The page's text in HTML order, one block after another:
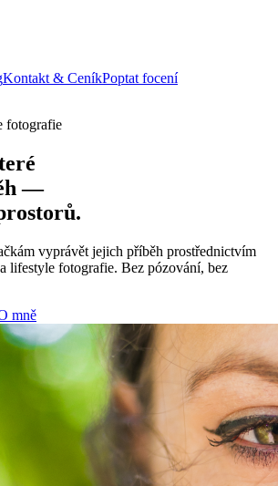
Kontakt & CeníkPoptat focení
fotografie
—
vyprávět jejich příběh prostřednictvím
lifestyle fotografie. Bez pózování, bez
mně